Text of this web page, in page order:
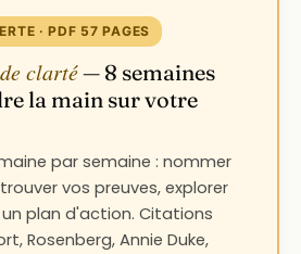
· PDF 57 PAGES
clarté— 8 semaines
la main sur votre
par semaine : nommer
vos preuves, explorer
plan d'action. Citations
Rosenberg, Annie Duke,